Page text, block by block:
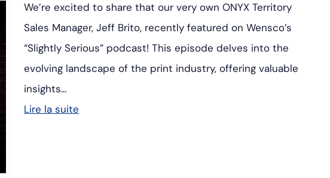
We’re excited to share that our very own ONYX Territory
Sales Manager, Jeff Brito, recently featured on Wensco’s
“Slightly Serious” podcast! This episode delves into the
evolving landscape of the print industry, offering valuable
insights…
Lire la suite